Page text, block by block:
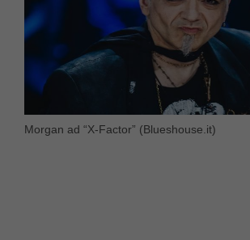
Morgan ad “X-Factor” (Blueshouse.it)